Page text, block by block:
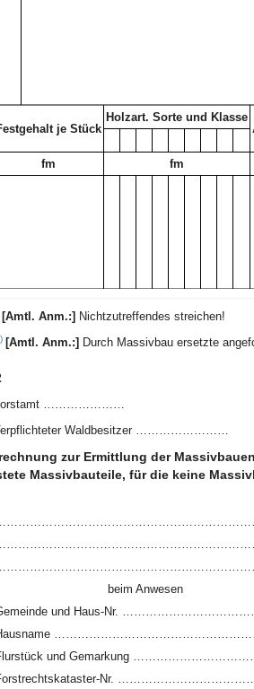
je Stück
Holzart. Sorte und Klasse
fm
fm
[Amtl. Anm.:] Nichtzutreffendes streichen!
[Amtl. Anm.:] Durch Massivbau ersetzte
…………………
Waldbesitzer ……………………
zur Ermittlung der
Massivbauteile, für die keine
beim Anwesen
und Haus-Nr.
und Gemarkung
Nr.